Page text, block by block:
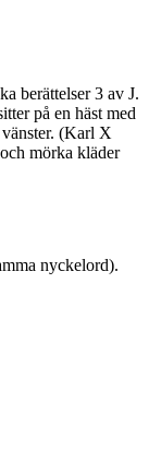
berättelser 3 av J.
på en häst med
(Karl X
mörka kläder
nyckelord).